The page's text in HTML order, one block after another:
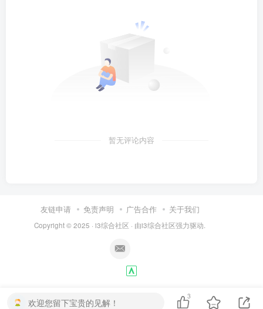
暂无评论内容
友链申请 免责声明 广告合作 关于我们
Copyright © 2025 · i3综合社区 · 由i3综合社区强力驱动.
欢迎您留下宝贵的见解！
3